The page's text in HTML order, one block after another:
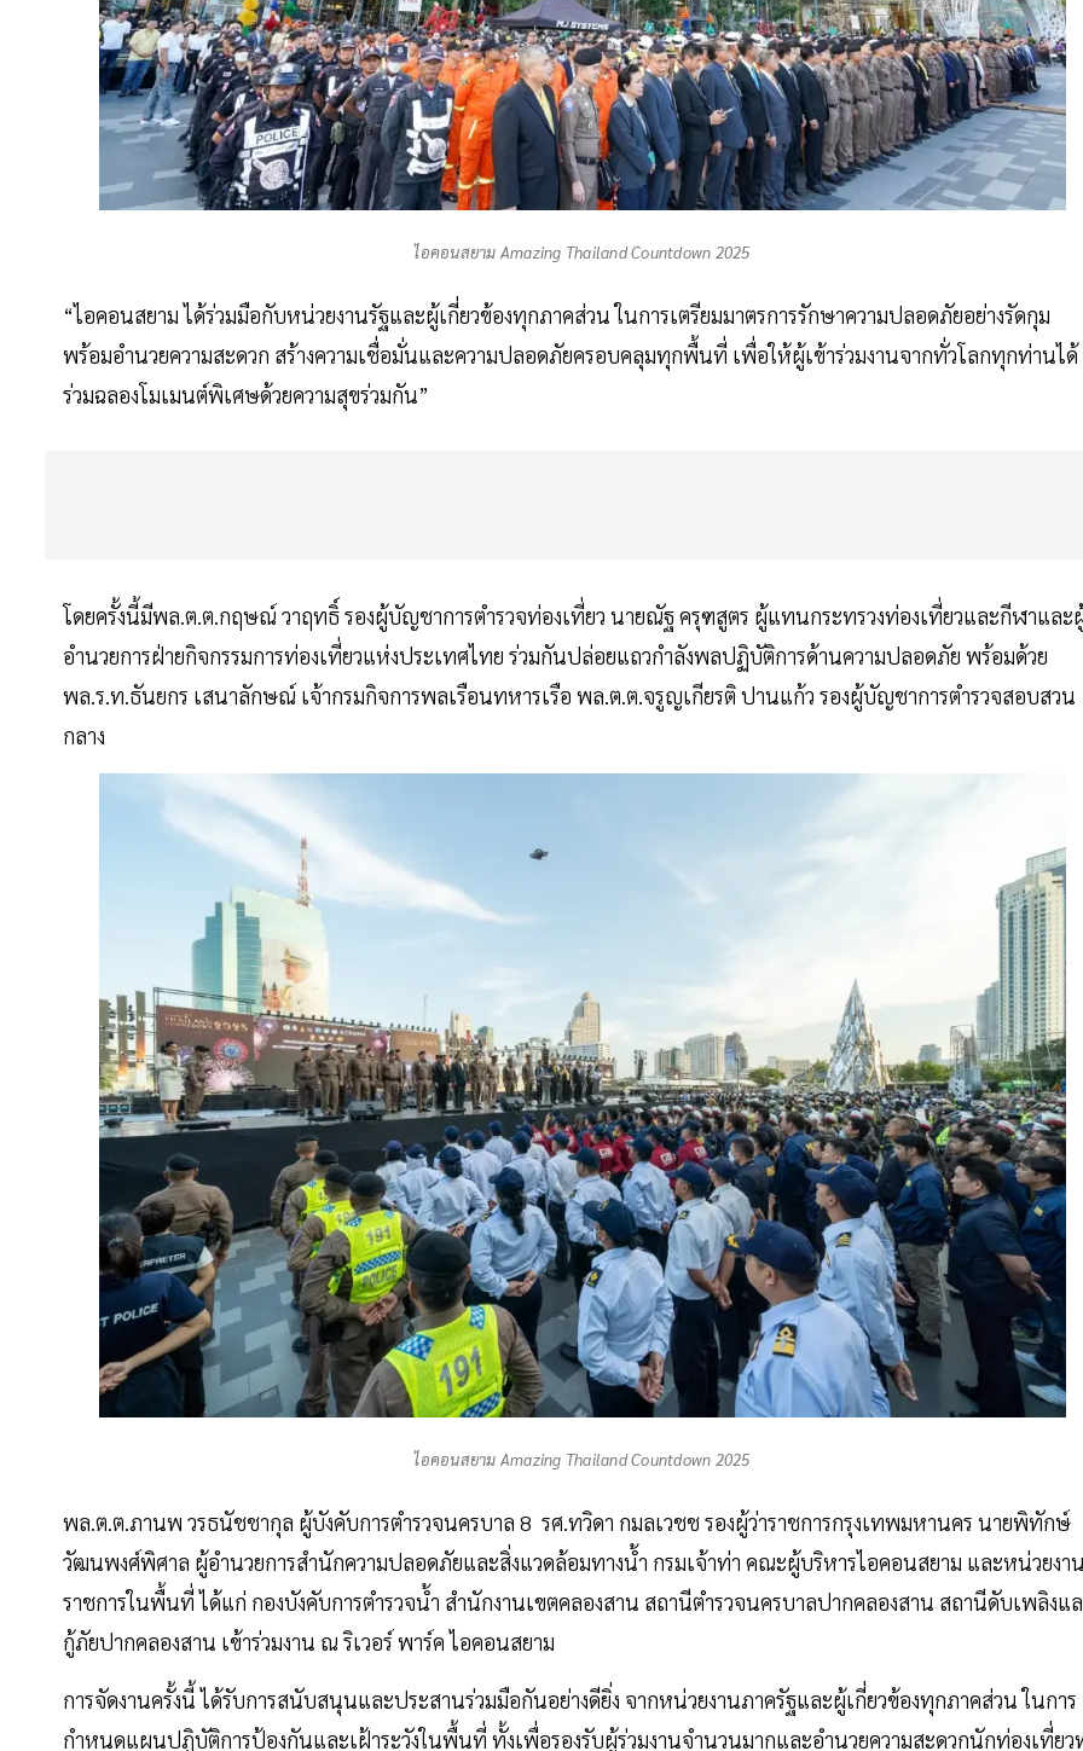
ไอคอนสยาม Amazing Thailand Countdown 2025
“ไอคอนสยาม ได้ร่วมมือกับหน่วยงานรัฐและผู้เกี่ยวข้องทุกภาคส่วน ในการเตรียมมาตรการรักษาความปลอดภัยอย่างรัดกุม
พร้อมอำนวยความสะดวก สร้างความเชื่อมั่นและความปลอดภัยครอบคลุมทุกพื้นที่ เพื่อให้ผู้เข้าร่วมงานจากทั่วโลกทุกท่านได้
ร่วมฉลองโมเมนต์พิเศษด้วยความสุขร่วมกัน”
โดยครั้งนี้มีพล.ต.ต.กฤษณ์ วาฤทธิ์ รองผู้บัญชาการตำรวจท่องเที่ยว นายณัฐ ครุฑสูตร ผู้แทนกระทรวงท่องเที่ยวและกีฬาและ
อำนวยการฝ่ายกิจกรรมการท่องเที่ยวแห่งประเทศไทย ร่วมกันปล่อยแถวกำลังพลปฏิบัติการด้านความปลอดภัย พร้อมด้วย
พล.ร.ท.ธันยกร เสนาลักษณ์ เจ้ากรมกิจการพลเรือนทหารเรือ พล.ต.ต.จรูญเกียรติ ปานแก้ว รองผู้บัญชาการตำรวจสอบสวน
กลาง
ไอคอนสยาม Amazing Thailand Countdown 2025
พล.ต.ต.ภานพ วรธนัชชากุล ผู้บังคับการตำรวจนครบาล 8 รศ.ทวิดา กมลเวชช รองผู้ว่าราชการกรุงเทพมหานคร นายพิทักษ์
วัฒนพงศ์พิศาล ผู้อำนวยการสำนักความปลอดภัยและสิ่งแวดล้อมทางน้ำ กรมเจ้าท่า คณะผู้บริหารไอคอนสยาม และหน่วยงา
ราชการในพื้นที่ ได้แก่ กองบังคับการตำรวจน้ำ สำนักงานเขตคลองสาน สถานีตำรวจนครบาลปากคลองสาน สถานีดับเพลิงแ
กู้ภัยปากคลองสาน เข้าร่วมงาน ณ ริเวอร์ พาร์ค ไอคอนสยาม
การจัดงานครั้งนี้ ได้รับการสนับสนุนและประสานร่วมมือกันอย่างดียิ่ง จากหน่วยงานภาครัฐและผู้เกี่ยวข้องทุกภาคส่วน ในการ
กำหนดแผนปฏิบัติการป้องกันและเฝ้าระวังในพื้นที่ ทั้งเพื่อรองรับผู้ร่วมงานจำนวนมากและอำนวยความสะดวกนักท่องเที่ยว